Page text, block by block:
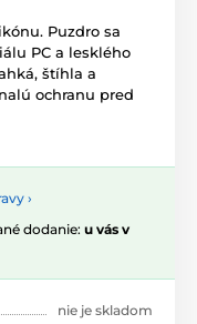
Puzdro sa
PC a lesklého
štíhla a
ochranu pred
›
dodanie: u vás v
nie je skladom